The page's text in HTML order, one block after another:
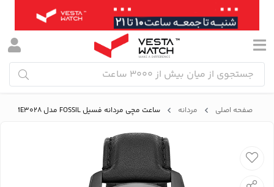
صفحه اصلی مردانه ساعت مچی مردانه فسیل FOSSIL مدل ME3028